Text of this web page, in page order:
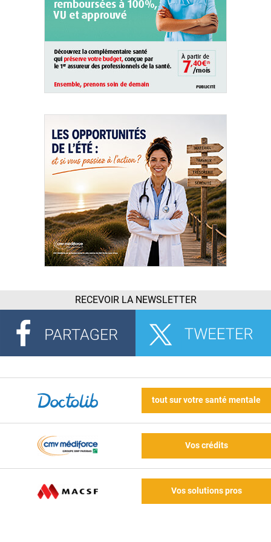
QUI SOMMES-NOUS ?
CONDITIONS GÉNÉRALES
RECEVOIR LA NEWSLETTER
tout sur votre santé mentale
Vos crédits
Vos solutions pros